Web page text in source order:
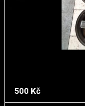
500 Kč